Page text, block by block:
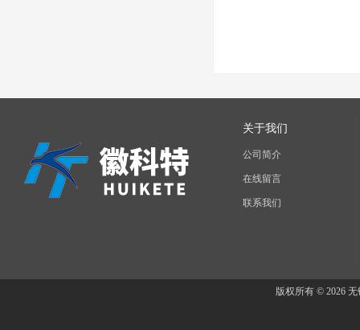
关于我们
公司简介
在线留言
联系我们
版权所有 © 2026